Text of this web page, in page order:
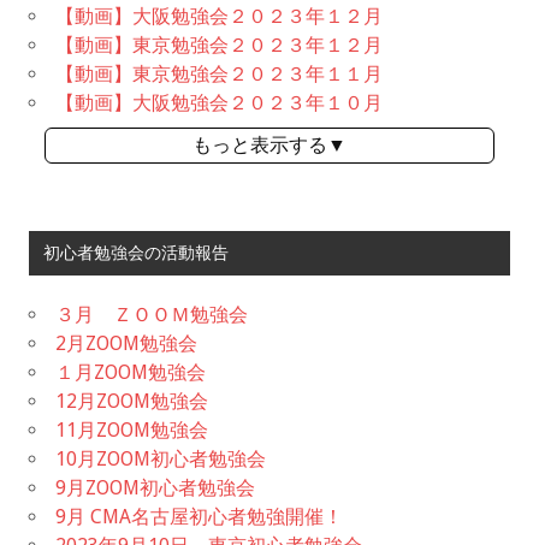
【動画】大阪勉強会２０２３年１２月
【動画】東京勉強会２０２３年１２月
【動画】東京勉強会２０２３年１１月
【動画】大阪勉強会２０２３年１０月
もっと表示する▼
初心者勉強会の活動報告
３月 ＺＯＯＭ勉強会
2月ZOOM勉強会
１月ZOOM勉強会
12月ZOOM勉強会
11月ZOOM勉強会
10月ZOOM初心者勉強会
9月ZOOM初心者勉強会
9月 CMA名古屋初心者勉強開催！